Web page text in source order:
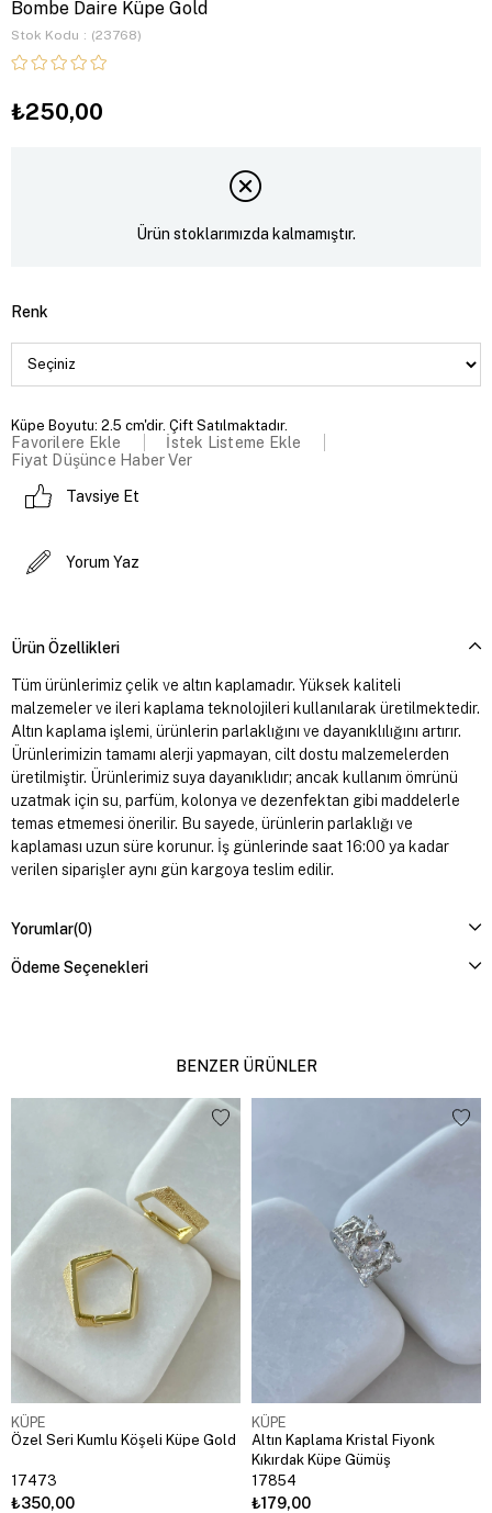
Bombe Daire Küpe Gold
Stok Kodu (23768)
₺250,00
Ürün stoklarımızda kalmamıştır.
Renk
Küpe Boyutu: 2.5 cm'dir. Çift Satılmaktadır.
Favorilere Ekle
İstek Listeme Ekle
Fiyat Düşünce Haber Ver
Tavsiye Et
Yorum Yaz
Ürün Özellikleri
Tüm ürünlerimiz çelik ve altın kaplamadır. Yüksek kaliteli
malzemeler ve ileri kaplama teknolojileri kullanılarak üretilmektedir.
Altın kaplama işlemi, ürünlerin parlaklığını ve dayanıklılığını artırır.
Ürünlerimizin tamamı alerji yapmayan, cilt dostu malzemelerden
üretilmiştir. Ürünlerimiz suya dayanıklıdır; ancak kullanım ömrünü
uzatmak için su, parfüm, kolonya ve dezenfektan gibi maddelerle
temas etmemesi önerilir. Bu sayede, ürünlerin parlaklığı ve
kaplaması uzun süre korunur. İş günlerinde saat 16:00 ya kadar
verilen siparişler aynı gün kargoya teslim edilir.
Yorumlar(0)
Ödeme Seçenekleri
BENZER ÜRÜNLER
KÜPE
Özel Seri Kumlu Köşeli Küpe Gold
17473
₺350,00
KÜPE
Altın Kaplama Kristal Fiyonk
Kıkırdak Küpe Gümüş
17854
₺179,00